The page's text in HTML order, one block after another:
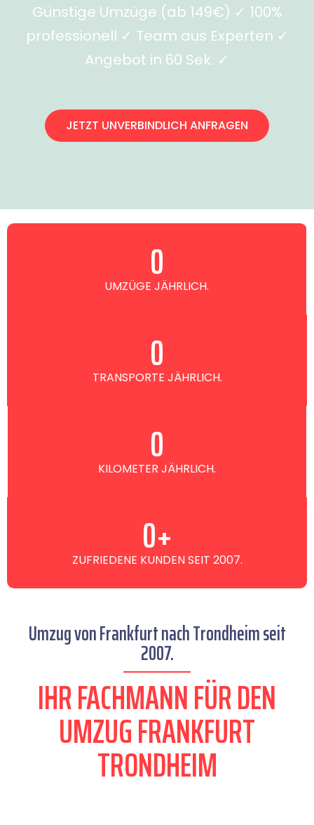
Günstige Umzüge (ab 149€) ✓ 100%
professionell ✓ Team aus Experten ✓
Angebot in 60 Sek. ✓
JETZT UNVERBINDLICH ANFRAGEN
UMZÜGE JÄHRLICH.
0
TRANSPORTE JÄHRLICH.
0
KILOMETER JÄHRLICH.
0
ZUFRIEDENE KUNDEN SEIT 2007.
0+
Umzug von Frankfurt nach Trondheim seit
2007.
IHR FACHMANN FÜR DEN
UMZUG FRANKFURT
TRONDHEIM